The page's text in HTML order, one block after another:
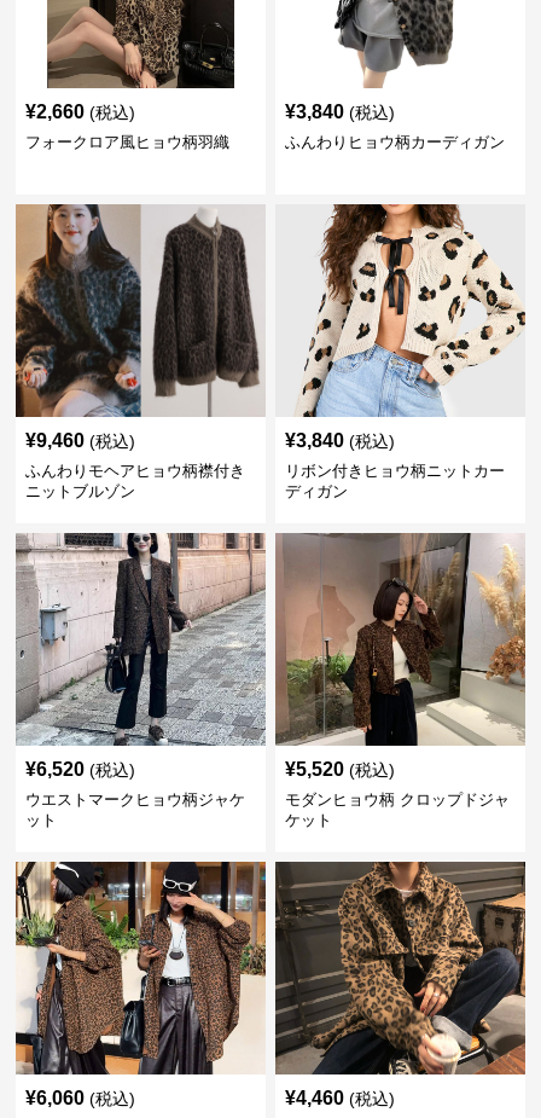
¥2,660 (税込)
フォークロア風ヒョウ柄羽織
¥3,840 (税込)
ふんわりヒョウ柄カーディガン
¥9,460 (税込)
ふんわりモヘアヒョウ柄襟付き
ニットブルゾン
¥3,840 (税込)
リボン付きヒョウ柄ニットカー
ディガン
¥6,520 (税込)
ウエストマークヒョウ柄ジャケ
ット
¥5,520 (税込)
モダンヒョウ柄 クロップドジャ
ケット
¥6,060 (税込) ¥4,460 (税込)